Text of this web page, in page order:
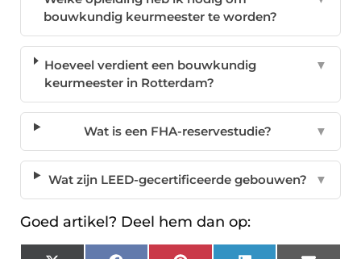
bouwkundig keurmeester te worden?
Hoeveel verdient een bouwkundig
keurmeester in Rotterdam?
▼
Wat is een FHA-reservestudie? ▼
Wat zijn LEED-gecertificeerde gebouwen? ▼
Goed artikel? Deel hem dan op: